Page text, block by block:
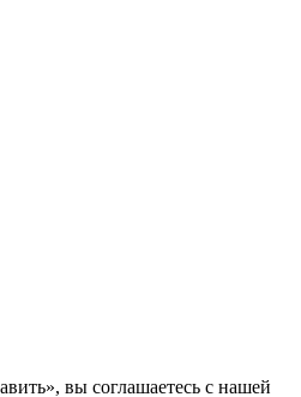
вы соглашаетесь с нашей